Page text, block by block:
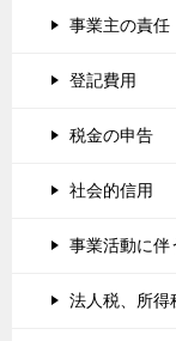
事業主の責任
登記費用
税金の申告
社会的信用
事業活動に伴
法人税、所得